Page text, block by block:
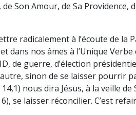
Son Amour, de Sa
radicalement à l’écoute de la
nos âmes à l’Unique
de guerre, d’élection
sinon de se laisser pourrir
nous dira Jésus, à la veille
se laisser réconcilier. C’est